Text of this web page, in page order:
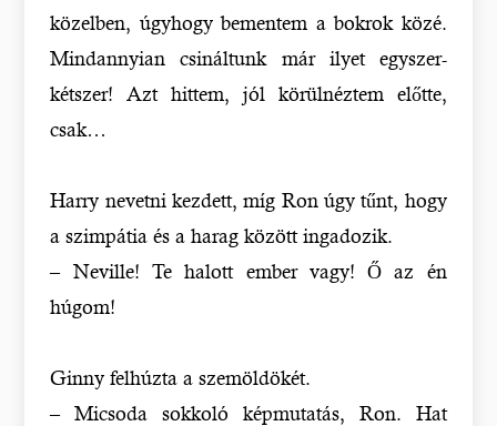
közelben, úgyhogy bementem a bokrok közé.
Mindannyian csináltunk már ilyet egyszer-
kétszer! Azt hittem, jól körülnéztem előtte,
csak…
Harry nevetni kezdett, míg Ron úgy tűnt, hogy
a szimpátia és a harag között ingadozik.
– Neville! Te halott ember vagy! Ő az én
húgom!
Ginny felhúzta a szemöldökét.
– Micsoda sokkoló képmutatás, Ron. Hat